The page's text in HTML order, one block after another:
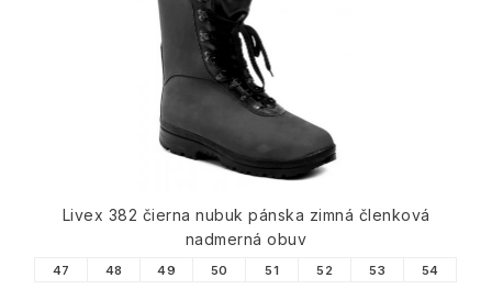
Livex 382 čierna nubuk pánska zimná členková
nadmerná obuv
47 48 49 50 51 52 53 54